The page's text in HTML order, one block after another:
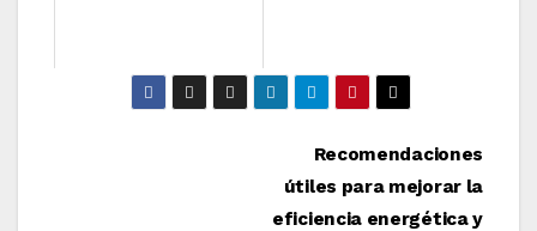
Recomendaciones
útiles para mejorar la
eficiencia energética y